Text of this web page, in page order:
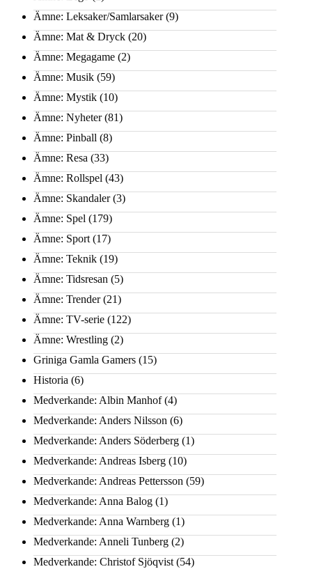
Ämne: Leksaker/Samlarsaker(9)
Ämne: Mat & Dryck (20)
Ämne: Megagame (2)
Ämne: Musik (59)
Ämne: Mystik (10)
Ämne: Nyheter(81)
Ämne: Pinball (8)
Ämne: Resa (33)
Ämne: Rollspel (43)
Ämne: Skandaler(3)
Ämne: Spel (179)
Ämne: Sport (17)
Ämne: Teknik (19)
Ämne: Tidsresan (5)
Ämne: Trender(21)
Ämne: TV-serie (122)
Ämne: Wrestling (2)
Griniga Gamla Gamers (15)
Historia (6)
Medverkande: Albin Manhof(4)
Medverkande: Anders Nilsson (6)
Medverkande: Anders Söderberg (1)
Medverkande: Andreas Isberg (10)
Medverkande: Andreas Pettersson (59)
Medverkande: Anna Balog (1)
Medverkande: Anna Warnberg (1)
Medverkande: Anneli Tunberg (2)
Medverkande: Christof Sjöqvist (54)